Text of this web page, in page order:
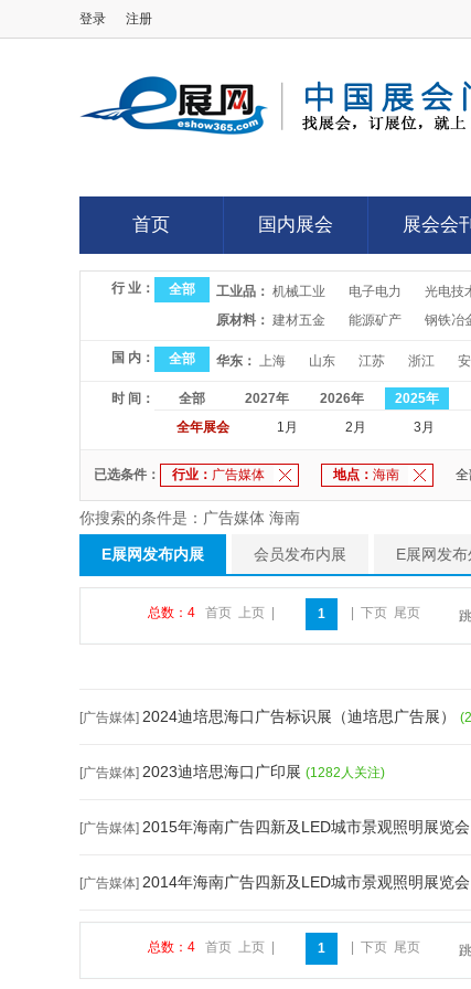
登录 注册
首页
首页
国内展会
国内展会
展会会刊
展会会
行 业： 全部 工业品： 机械工业 电子电力 光电技
原材料： 建材五金 能源矿产 钢铁冶
国 内： 全部 华东： 上海 山东 江苏 浙江
时 间： 全部 2027年 2026年 2025年
全年展会
1月 2月 3月
已选条件： 行业： 广告媒体 地点： 海南
你搜索的条件是：广告媒体 海南
E展网发布内展 会员发布内展 E展网发布
总数：4 首页 上页 1 下页 尾页
[广告媒体] 2024迪培思海口广告标识展（迪培思广告展）
[广告媒体] 2023迪培思海口广印展 (1282人关注)
[广告媒体] 2015年海南广告四新及LED城市景观照明展览会
[广告媒体] 2014年海南广告四新及LED城市景观照明展览会
总数：4 首页 上页 1 下页 尾页